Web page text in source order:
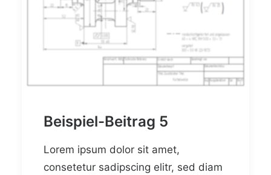
Beispiel-Beitrag 5
Lorem ipsum dolor sit amet,
consetetur sadipscing elitr, sed diam